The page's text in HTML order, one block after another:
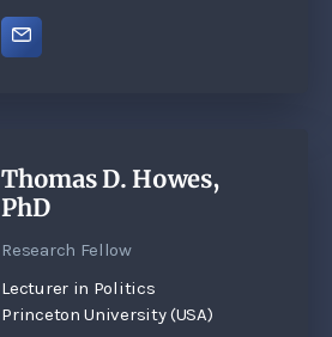
Thomas D. Howes,
PhD
Research Fellow
Lecturer in Politics
Princeton University (USA)